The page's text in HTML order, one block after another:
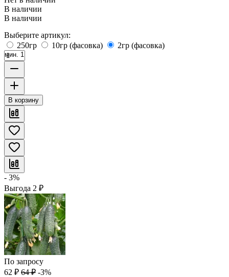
В наличии
В наличии
Выберите артикул:
250гр
10гр (фасовка) 2гр (фасовка)
мин. 1
В корзину
- 3%
Выгода 2 ₽
По запросу
62 ₽ 64 ₽ -3%